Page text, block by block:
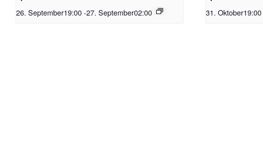
26. September19:00 -27. September02:00 31. Oktober19:00